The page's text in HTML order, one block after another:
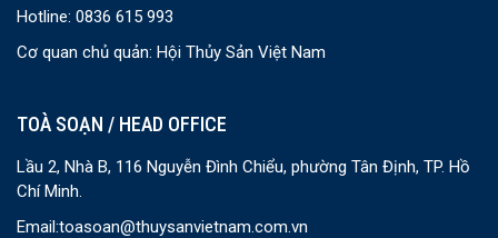
Hotline: 0836 615 993
Cơ quan chủ quản: Hội Thủy Sản Việt Nam
TOÀ SOẠN / HEAD OFFICE
Lầu 2, Nhà B, 116 Nguyễn Đình Chiểu, phường Tân Định, TP. Hồ
Chí Minh.
Email:toasoan@thuysanvietnam.com.vn